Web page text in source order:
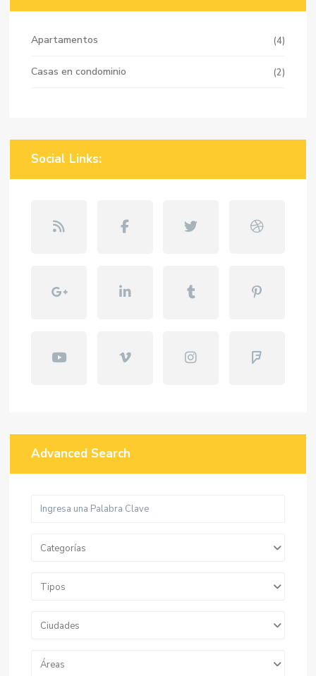
Apartamentos (4)
Casas en condominio (2)
Social Links:
Advanced Search
Categorías
Tipos
Ciudades
Áreas